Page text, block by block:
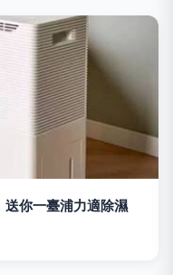
你一臺浦力適除濕